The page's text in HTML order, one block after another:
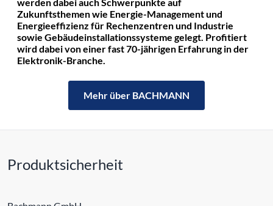
Zukunftsthemen wie Energie-Management und
Energieeffizienz für Rechenzentren und Industrie
sowie Gebäudeinstallationssysteme gelegt. Profitiert
wird dabei von einer fast 70-jährigen Erfahrung in der
Elektronik-Branche.
Mehr über BACHMANN
Produktsicherheit